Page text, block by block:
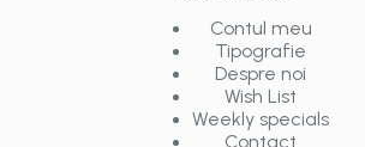
Contul meu
Tipografie
Despre noi
Wish List
Weekly specials
Contact